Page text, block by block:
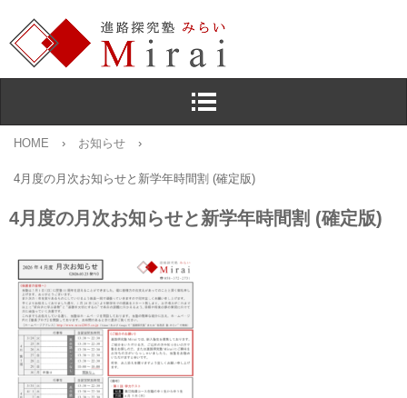
HOME › お知らせ ›
4月度の月次お知らせと新学年時間割 (確定版)
4月度の月次お知らせと新学年時間割 (確定版)